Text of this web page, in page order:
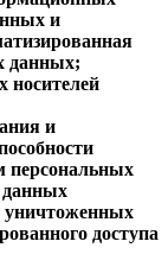
и
данных;
носителей
и
персональных
данных
доступа